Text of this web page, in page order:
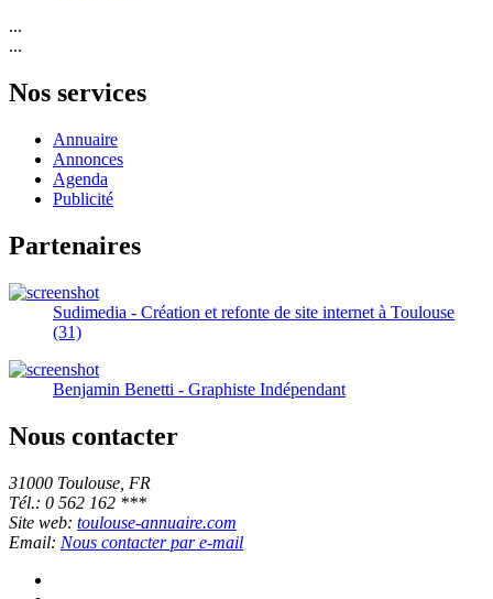
...
...
Nos services
Annuaire
Annonces
Agenda
Publicité
Partenaires
Sudimedia - Création et refonte de site internet à Toulouse
(31)
Benjamin Benetti - Graphiste Indépendant
Nous contacter
31000 Toulouse, FR
Tél.: 0 562 162 ***
Site web: toulouse-annuaire.com
Email: Nous contacter par e-mail